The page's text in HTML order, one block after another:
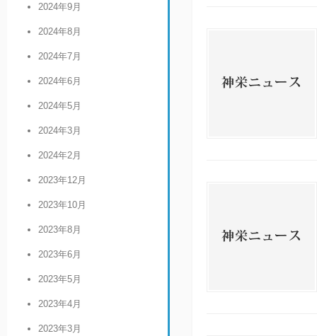
2024年9月
2024年8月
2024年7月
2024年6月
2024年5月
2024年3月
2024年2月
2023年12月
2023年10月
2023年8月
2023年6月
2023年5月
2023年4月
2023年3月